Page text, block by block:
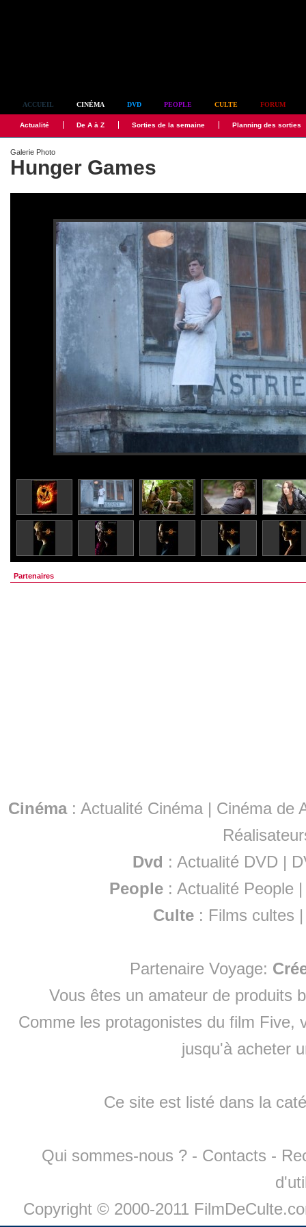
ACCUEIL CINÉMA DVD PEOPLE CULTE FORUM
Actualité De A à Z Sorties de la semaine Planning des sorties
Galerie Photo
Hunger Games
Partenaires
Cinéma: Actualité Cinéma | Cinéma de
Dvd : Actualité DVD |
People :Actualité People
Culte : Films cultes
Partenaire Voyage:
Vous êtes un amateur de produits
Comme les protagonistes du film Five,
jusqu'à acheter
Ce site est listé dans la
Qui sommes-nous ? - Contacts -
Copyright © 2000-2011